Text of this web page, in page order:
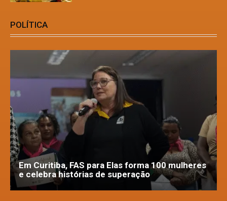
POLÍTICA
Em Curitiba, FAS para Elas forma 100 mulheres
e celebra histórias de superação